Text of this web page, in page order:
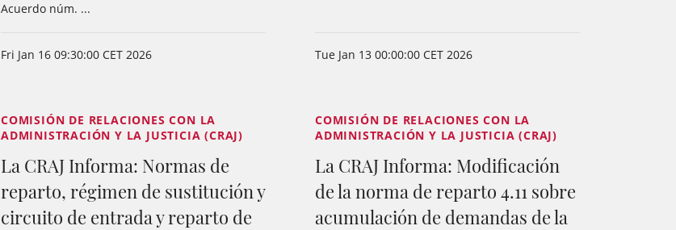
Acuerdo núm. ...
Fri Jan 16 09:30:00 CET 2026 Tue Jan 13 00:00:00 CET 2026
COMISIÓN DE RELACIONES CON LA
ADMINISTRACIÓN Y LA JUSTICIA (CRAJ)
La CRAJ Informa: Normas de
reparto, régimen de sustitución y
circuito de entrada y reparto de
COMISIÓN DE RELACIONES CON LA
ADMINISTRACIÓN Y LA JUSTICIA (CRAJ)
La CRAJ Informa: Modificación
de la norma de reparto 4.11 sobre
acumulación de demandas de la